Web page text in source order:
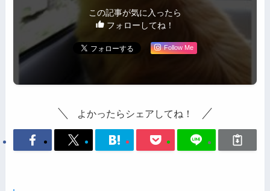
この記事が気に入ったら
フォローしてね！
Follow Me
よかったらシェアしてね！